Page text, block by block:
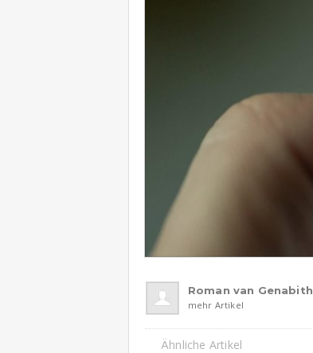
Roman van Genabith
mehr Artikel
Ähnliche Artikel